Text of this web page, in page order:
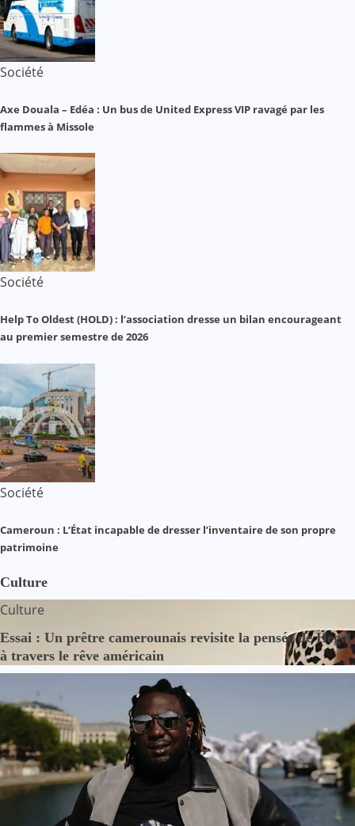
Société
Axe Douala – Edéa : Un bus de United Express VIP ravagé par les
flammes à Missole
Société
Help To Oldest (HOLD) : l’association dresse un bilan encourageant
au premier semestre de 2026
Société
Cameroun : L’État incapable de dresser l’inventaire de son propre
patrimoine
Culture
Culture
Essai : Un prêtre camerounais revisite la pensée de Hegel
à travers le rêve américain